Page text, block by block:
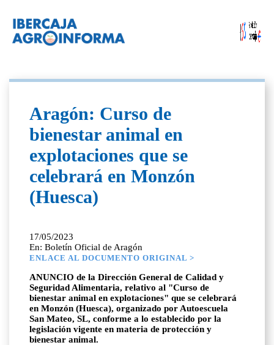
Aragón: Curso de
bienestar animal en
explotaciones que se
celebrará en Monzón
(Huesca)
17/05/2023
En: Boletín Oficial de Aragón
ENLACE AL DOCUMENTO ORIGINAL >
ANUNCIO de la Dirección General de Calidad y
Seguridad Alimentaria, relativo al "Curso de
bienestar animal en explotaciones" que se celebrará
en Monzón (Huesca), organizado por Autoescuela
San Mateo, SL, conforme a lo establecido por la
legislación vigente en materia de protección y
bienestar animal.